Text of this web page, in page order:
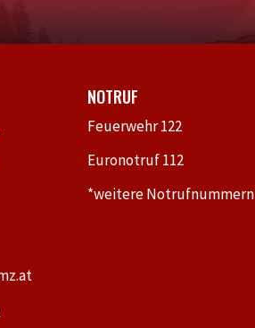
NOTRUF
Feuerwehr 122
Euronotruf 112
*weitere Notrufnummern